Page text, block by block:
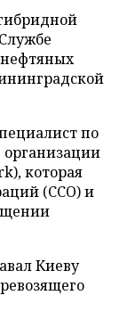
по
организации
которая
(ССО) и
Киеву